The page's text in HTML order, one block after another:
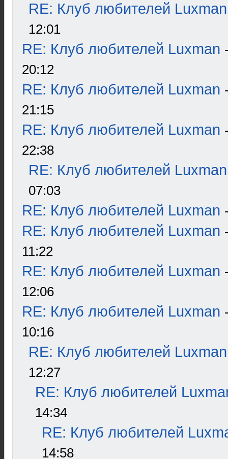
RE: Клуб любителей Luxman
12:01
RE: Клуб любителей Luxman
20:12
RE: Клуб любителей Luxman
21:15
RE: Клуб любителей Luxman
22:38
RE: Клуб любителей Luxman
07:03
RE: Клуб любителей Luxman
RE: Клуб любителей Luxman
11:22
RE: Клуб любителей Luxman
12:06
RE: Клуб любителей Luxman
10:16
RE: Клуб любителей Luxman
12:27
RE: Клуб любителей
14:34
RE: Клуб любителей
14:58